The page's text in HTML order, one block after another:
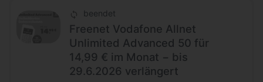
beendet
Freenet Vodafone Allnet
Unlimited Advanced 50 für
14,99 € im Monat − bis
29.6.2026 verlängert